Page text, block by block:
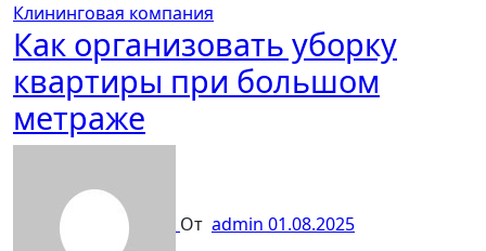
Клининговая компания
Как организовать уборку
квартиры при большом
метраже
От admin 01.08.2025